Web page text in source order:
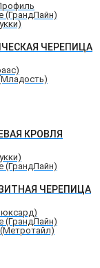
(ГрандЛайн)
ЧЕРЕПИЦА
КРОВЛЯ
(ГрандЛайн)
ЧЕРЕПИЦА
(ГрандЛайн)